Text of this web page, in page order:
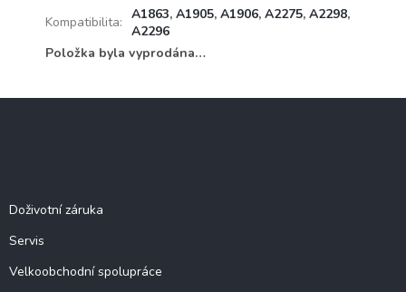
Kompatibilita: A1863, A1905, A1906, A2275, A2298,
A2296
Položka byla vyprodána…
Doživotní záruka
Servis
Velkoobchodní spolupráce